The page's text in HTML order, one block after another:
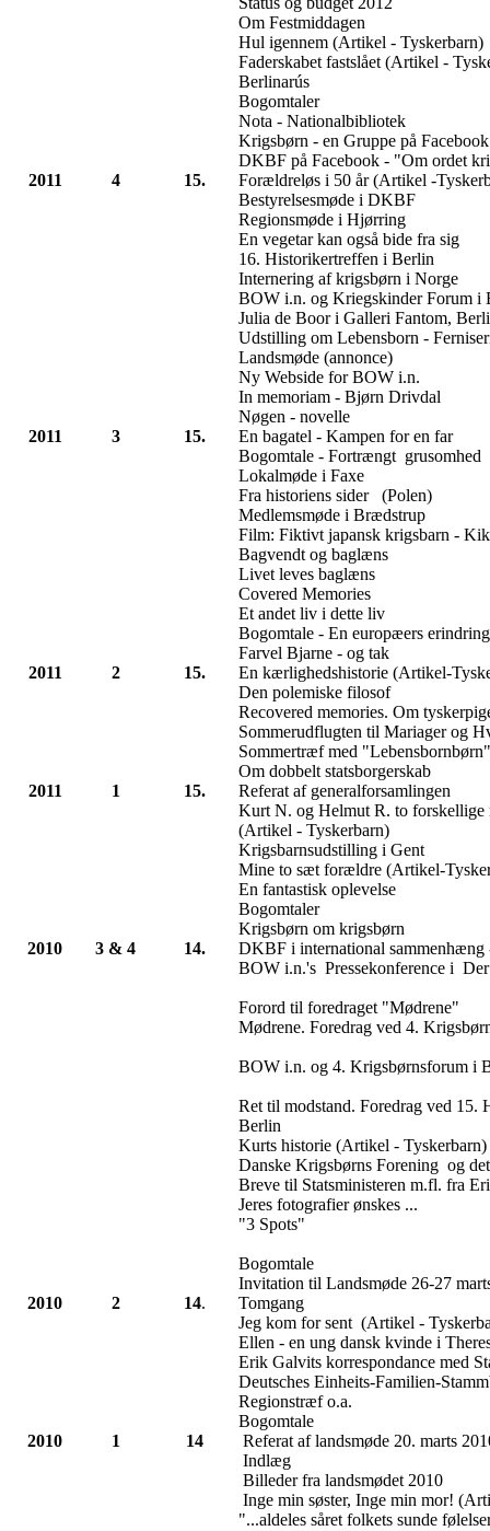
Om Festmiddagen
Hul igennem (Artikel - Tyskerbarn)
Faderskabet fastslået (Artikel -
Berlinarús
Bogomtaler
Nota - Nationalbibliotek
Krigsbørn - en Gruppe på Facebook
DKBF på Facebook - "Om ordet
2011
4 15.
Forældreløs i 50 år (Artikel -
Bestyrelsesmøde i DKBF
Regionsmøde i Hjørring
En vegetar kan også bide fra sig
16. Historikertreffen i Berlin
Internering af krigsbørn i Norge
BOW i.n. og Kriegskinder Forum i
Julia de Boor i Galleri Fantom,
Udstilling om Lebensborn -
Landsmøde (annonce)
Ny Webside for BOW i.n.
In memoriam - Bjørn Drivdal
Nøgen - novelle
2011
3 15.
En bagatel - Kampen for en far
Bogomtale - Fortrængt grusomhed
Lokalmøde i Faxe
Fra historiens sider (Polen)
Medlemsmøde i Brædstrup
Film: Fiktivt japansk krigsbarn -
Bagvendt og baglæns
Livet leves baglæns
Covered Memories
Et andet liv i dette liv
Bogomtale - En europæers
Farvel Bjarne - og tak
2011
2 15.
En kærlighedshistorie (Artikel-
Den polemiske filosof
Recovered memories. Om
Sommerudflugten til Mariager og
Sommertræf med
Om dobbelt statsborgerskab
2011
1 15.
Referat af generalforsamlingen
Kurt N. og Helmut R. to forskellige
(Artikel - Tyskerbarn)
Krigsbarnsudstilling i Gent
Mine to sæt forældre (Artikel-
En fantastisk oplevelse
Bogomtaler
Krigsbørn om krigsbørn
2010
3 & 4 14.
DKBF i international sammenhæng
BOW i.n.'s Pressekonference i
Forord til foredraget "Mødrene"
Mødrene. Foredrag ved 4.
BOW i.n. og 4. Krigsbørnsforum i
Ret til modstand. Foredrag ved 15.
Berlin
Kurts historie (Artikel - Tyskerbarn)
Danske Krigsbørns Forening og
Breve til Statsministeren m.fl. fra
Jeres fotografier ønskes ...
"3 Spots"
Bogomtale
Invitation til Landsmøde 26-27
2010
2 14.
Tomgang
Jeg kom for sent (Artikel -
Ellen - en ung dansk kvinde i
Erik Galvits korrespondance med
Deutsches Einheits-Familien-
Regionstræf o.a.
Bogomtale
2010
1 14
Referat af landsmøde 20. marts
Indlæg
Billeder fra landsmødet 2010
Inge min søster, Inge min mor!
"...aldeles såret folkets sunde